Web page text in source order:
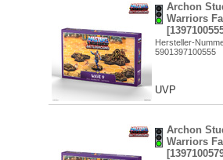
Archon
Warriors
Hersteller-
5901397100555
UVP
Archon
Warriors